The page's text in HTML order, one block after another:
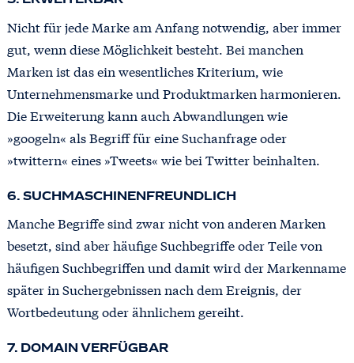
Nicht für jede Marke am Anfang notwendig, aber immer
gut, wenn diese Möglichkeit besteht. Bei manchen
Marken ist das ein wesentliches Kriterium, wie
Unternehmensmarke und Produktmarken harmonieren.
Die Erweiterung kann auch Abwandlungen wie
»googeln« als Begriff für eine Suchanfrage oder
»twittern« eines »Tweets« wie bei Twitter beinhalten.
6. SUCHMASCHINENFREUNDLICH
Manche Begriffe sind zwar nicht von anderen Marken
besetzt, sind aber häufige Suchbegriffe oder Teile von
häufigen Suchbegriffen und damit wird der Markenname
später in Suchergebnissen nach dem Ereignis, der
Wortbedeutung oder ähnlichem gereiht.
7. DOMAIN VERFÜGBAR